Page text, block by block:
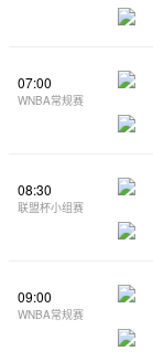
07:00
WNBA常规赛
08:30
联盟杯小组赛
09:00
WNBA常规赛